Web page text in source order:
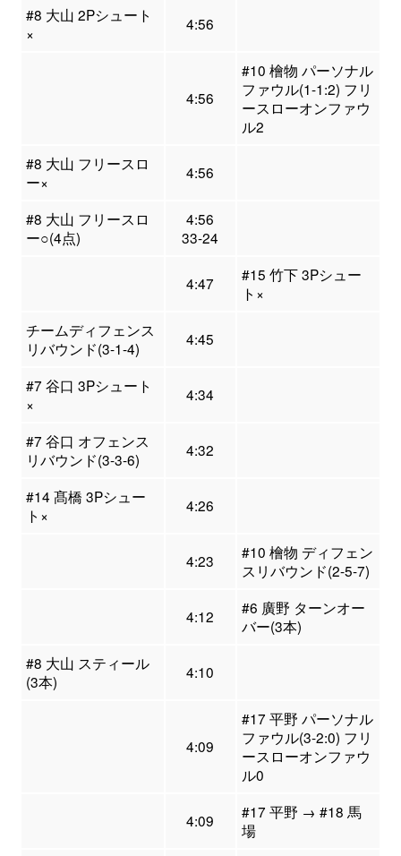
#8 大山 2Pシュート
×
4:56
4:56
#10 檜物 パーソナル
ファウル(1-1:2) フリ
ースローオンファウ
ル2
#8 大山 フリースロ
ー×
4:56
#8 大山 フリースロ
ー○(4点)
4:56
33-24
4:47
#15 竹下 3Pシュー
ト×
チームディフェンス
リバウンド(3-1-4)
4:45
#7 谷口 3Pシュート
×
4:34
#7 谷口 オフェンス
リバウンド(3-3-6)
4:32
#14 髙橋 3Pシュー
ト×
4:26
4:23
#10 檜物 ディフェン
スリバウンド(2-5-7)
4:12
#6 廣野 ターンオー
バー(3本)
#8 大山 スティール
(3本)
4:10
4:09
#17 平野 パーソナル
ファウル(3-2:0) フリ
ースローオンファウ
ル0
4:09
#17 平野 → #18 馬
場